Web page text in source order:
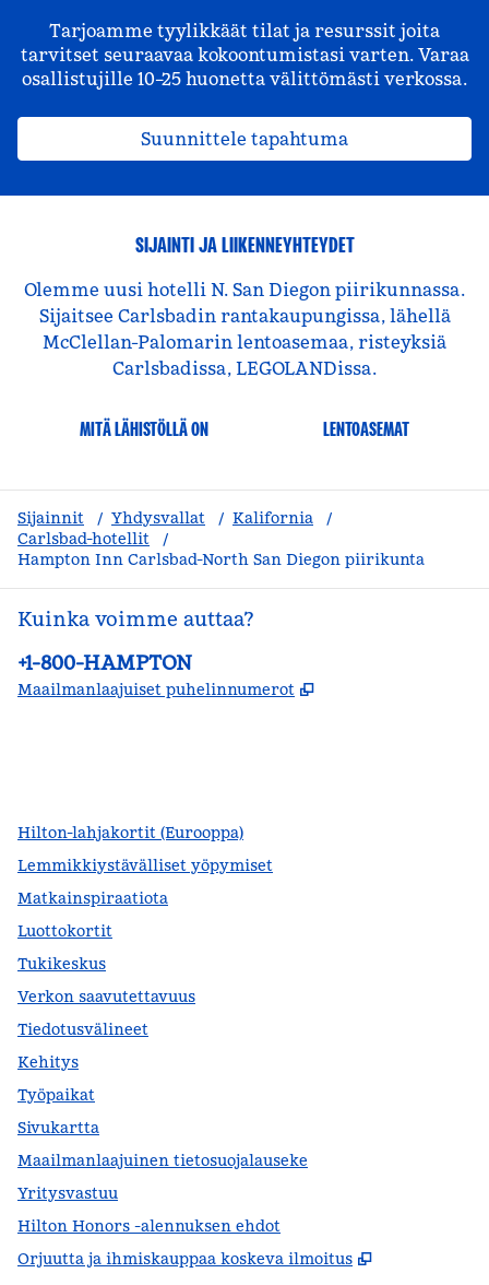
Tarjoamme tyylikkäät tilat ja resurssit joita
tarvitset seuraavaa kokoontumistasi varten. Varaa
osallistujille 10–25 huonetta välittömästi verkossa.
Suunnittele tapahtuma
SIJAINTI JA LIIKENNEYHTEYDET
Olemme uusi hotelli N. San Diegon piirikunnassa.
Sijaitsee Carlsbadin rantakaupungissa, lähellä
McClellan-Palomarin lentoasemaa, risteyksiä
Carlsbadissa, LEGOLANDissa.
MITÄ LÄHISTÖLLÄ ON LENTOASEMAT
Sijainnit / Yhdysvallat / Kalifornia
/
Carlsbad-hotellit
/
Hampton Inn Carlsbad-North San Diegon piirikunta
Kuinka voimme auttaa?
Puhelin:
+1-800-HAMPTON
Maailmanlaajuiset puhelinnumerot ,
Hilton-lahjakortit (Eurooppa)
Lemmikkiystävälliset yöpymiset
Matkainspiraatiota
Luottokortit
Tukikeskus
Verkon saavutettavuus
Tiedotusvälineet
Kehitys
Työpaikat
Sivukartta
Maailmanlaajuinen tietosuojalauseke
Yritysvastuu
Hilton Honors -alennuksen ehdot
Orjuutta ja ihmiskauppaa koskeva ilmoitus
,